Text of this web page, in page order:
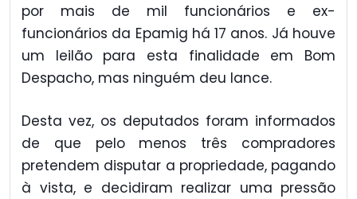
por mais de mil funcionários e ex-
funcionários da Epamig há 17 anos. Já houve
um leilão para esta finalidade em Bom
Despacho, mas ninguém deu lance.
Desta vez, os deputados foram informados
de que pelo menos três compradores
pretendem disputar a propriedade, pagando
à vista, e decidiram realizar uma pressão